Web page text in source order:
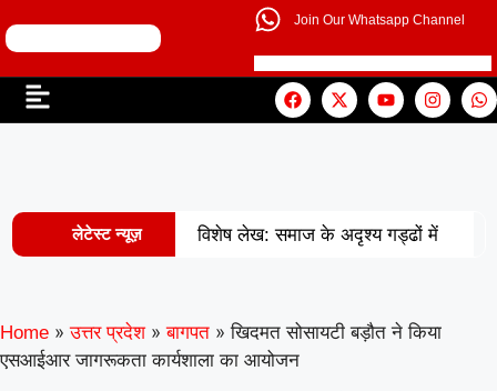
Join Our Whatsapp Channel
लेटेस्ट न्यूज़ विशेष लेख: समाज के अदृश्य गड्ढों में
मिसाल: अपना ‘राज्य युवा पुरस्कार’ युवा शक्ति
को समर्पित करेंगे अमन
Home » उत्तर प्रदेश » बागपत » खिदमत सोसायटी बड़ौत ने किया
एसआईआर जागरूकता कार्यशाला का आयोजन